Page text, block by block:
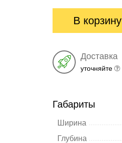
В корзину
Доставка
уточняйте
Габариты
Ширина
Глубина